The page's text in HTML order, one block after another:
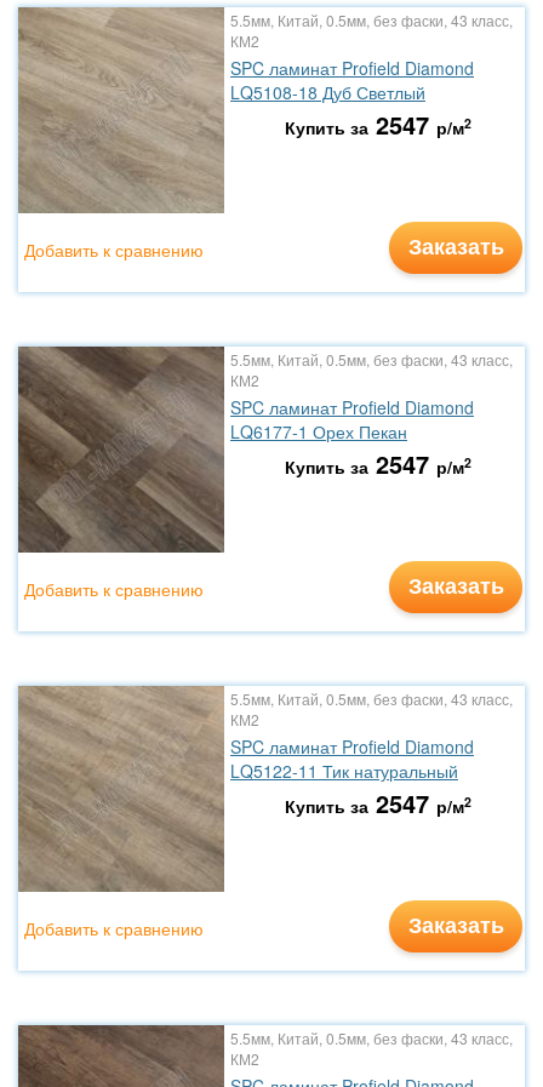
5.5мм, Китай, 0.5мм, без фаски, 43 класс,
КМ2
SPC ламинат Profield Diamond
LQ5108-18 Дуб Светлый
Купить за 2547 р/м2
Заказать
Добавить к сравнению
5.5мм, Китай, 0.5мм, без фаски, 43 класс,
КМ2
SPC ламинат Profield Diamond
LQ6177-1 Орех Пекан
Купить за 2547 р/м2
Заказать
Добавить к сравнению
5.5мм, Китай, 0.5мм, без фаски, 43 класс,
КМ2
SPC ламинат Profield Diamond
LQ5122-11 Тик натуральный
Купить за 2547 р/м2
Заказать
Добавить к сравнению
5.5мм, Китай, 0.5мм, без фаски, 43 класс,
КМ2